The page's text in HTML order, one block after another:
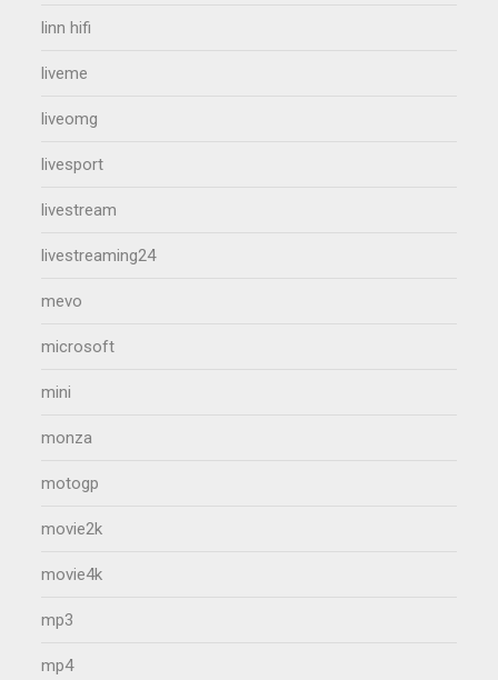
linn hifi
liveme
liveomg
livesport
livestream
livestreaming24
mevo
microsoft
mini
monza
motogp
movie2k
movie4k
mp3
mp4